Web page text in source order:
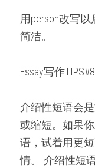
用person改写
简洁。
Essay写作
介绍性短语会
或缩短。如果
语，试着用更
情。 介绍性短